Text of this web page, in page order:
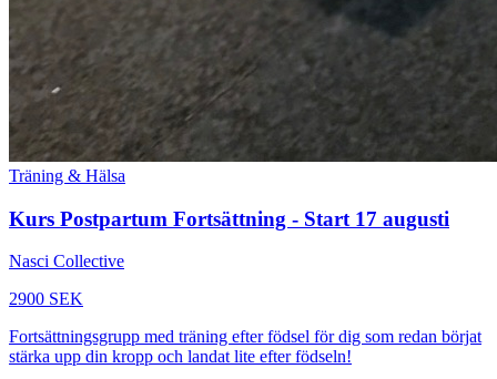
Träning & Hälsa
Kurs Postpartum Fortsättning - Start 17 augusti
Nasci Collective
2900 SEK
Fortsättningsgrupp med träning efter födsel för dig som redan börjat
stärka upp din kropp och landat lite efter födseln!